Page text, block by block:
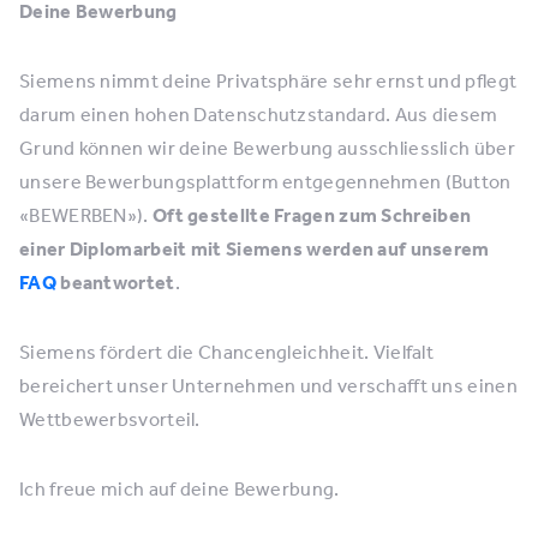
Deine Bewerbung
Siemens nimmt deine Privatsphäre sehr ernst und pflegt
darum einen hohen Datenschutzstandard. Aus diesem
Grund können wir deine Bewerbung ausschliesslich über
unsere Bewerbungsplattform entgegennehmen (Button
«BEWERBEN»). Oft gestellte Fragen zum Schreiben
einer Diplomarbeit mit Siemens werden auf unserem
FAQbeantwortet.
Siemens fördert die Chancengleichheit. Vielfalt
bereichert unser Unternehmen und verschafft uns einen
Wettbewerbsvorteil.
Ich freue mich auf deine Bewerbung.